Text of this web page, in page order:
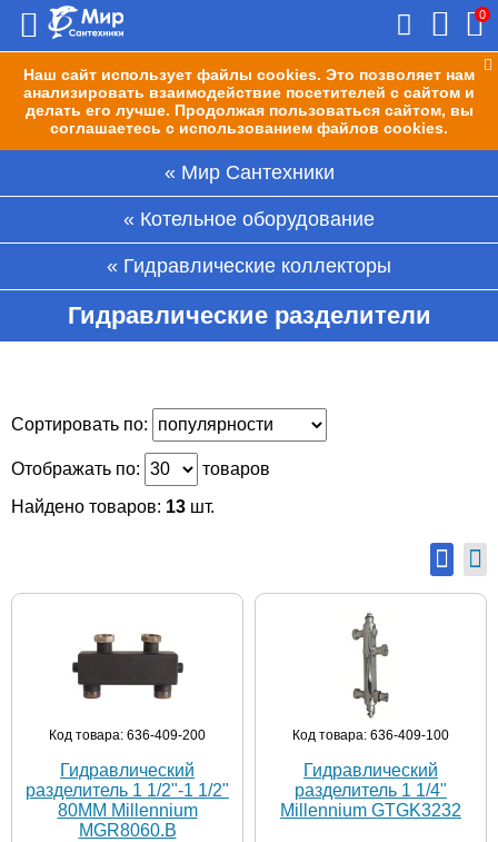
Наш сайт использует файлы cookies. Это позволяет нам
анализировать взаимодействие посетителей с сайтом и
делать его лучше. Продолжая пользоваться сайтом, вы
соглашаетесь с использованием файлов cookies.
0
Мир Сантехники
Котельное оборудование
Гидравлические коллекторы
Гидравлические разделители
Сортировать по:
Отображать по:
товаров
Найдено товаров: 13 шт.
Код товара: 636-409-200
Гидравлический
разделитель 1 1/2"-1 1/2"
80MM Millennium
MGR8060.B
Код товара: 636-409-100
Гидравлический
разделитель 1 1/4"
Millennium GTGK3232